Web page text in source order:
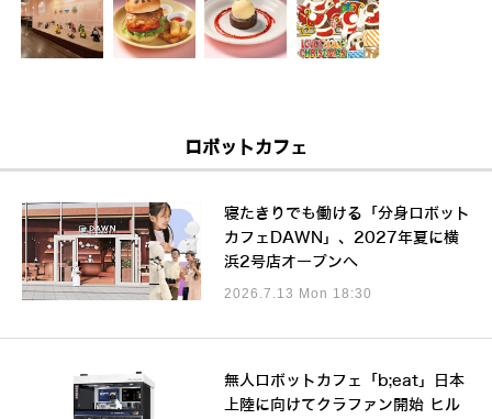
ロボットカフェ
寝たきりでも働ける「分身ロボット
カフェDAWN」、2027年夏に横
浜2号店オープンへ
2026.7.13 Mon 18:30
無人ロボットカフェ「b;eat」日本
上陸に向けてクラファン開始 ヒル